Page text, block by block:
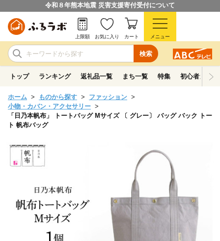
令和８年熊本地震 災害支援寄付受付について
検索
上限額 お気に入り カート メニュー
トップ ランキング 返礼品一覧 まち一覧 特集 初心者ガイド
ホーム ものから探す
ファッション
小物・カバン・アクセサリー
「日乃本帆布」 トートバッグ Mサイズ 〔 グレー〕 バッグ バック トー
ト 帆布バッグ